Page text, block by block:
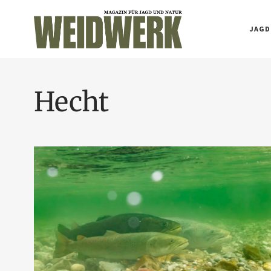
Hecht